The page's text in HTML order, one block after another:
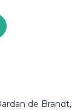
de Brandt,